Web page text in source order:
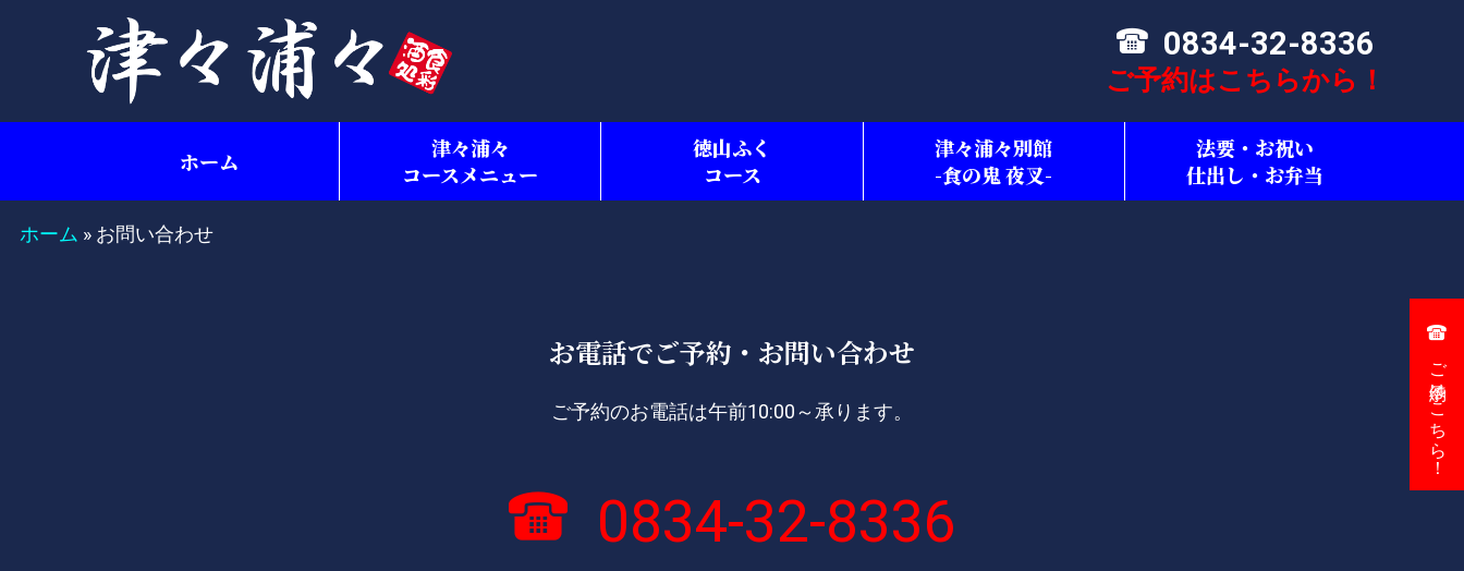
0834-32-8336
ご予約はこちらから！
ホーム
津々浦々
コースメニュー
徳山ふく
コース
津々浦々別館
-食の鬼 夜叉-
法要・お祝い
仕出し・お弁当
ご予約はこちら！
ホーム » お問い合わせ
お電話でご予約・お問い合わせ
ご予約のお電話は午前10:00～承ります。
0834-32-8336